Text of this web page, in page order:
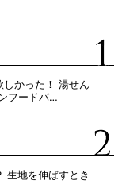
しかった！ 湯せん
フードバ…
生地を伸ばすとき